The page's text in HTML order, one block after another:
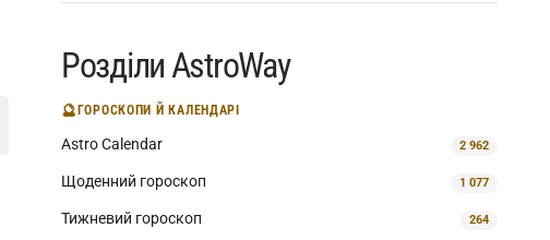
Розділи AstroWay
🔮ГОРОСКОПИ Й КАЛЕНДАРІ
Astro Calendar 2 962
Щоденний гороскоп 1 077
Тижневий гороскоп 264